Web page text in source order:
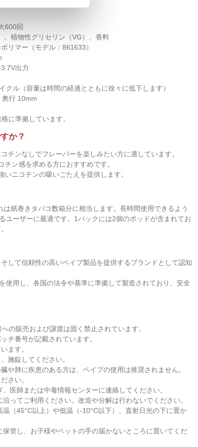
600回
、植物性グリセリン（VG）、香料
リマー（モデル：861633）
出力
クル（容量は時間の経過とともに徐々に低下します）
行 10mm
に準拠しています。
か？
チンなしでフレーバーを楽しみたい方に適しています。
ン感を求める方におすすめです。
ニコチンの吸いごたえを提供します。
紙巻きタバコ数箱分に相当します。長時間使用できるよう
ユーザーに最適です。1パックには2個のポッドが含まれてお
して信頼性の高いベイプ製品を提供するブランドとして認知
使用し、各国の法令や基準に準拠して製造されており、安全
の販売および譲渡は固く禁止されています。
チ番号が記載されています。
ます。
施錠してください。
や肺に疾患のある方は、ベイプの使用は推奨されません。
さい。
医師または中毒情報センターに連絡してください。
ってご利用ください。改造や分解は行わないでください。
（45°C以上）や低温（-10°C以下）、直射日光の下に置か
管し、お子様やペットの手の届かないところに置いてくだ